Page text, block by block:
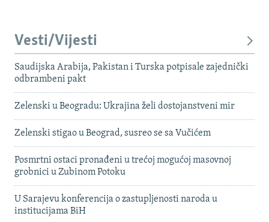
Vesti/Vijesti
Saudijska Arabija, Pakistan i Turska potpisale zajednički
odbrambeni pakt
Zelenski u Beogradu: Ukrajina želi dostojanstveni mir
Zelenski stigao u Beograd, susreo se sa Vučićem
Posmrtni ostaci pronađeni u trećoj mogućoj masovnoj
grobnici u Zubinom Potoku
U Sarajevu konferencija o zastupljenosti naroda u
institucijama BiH